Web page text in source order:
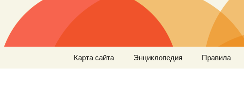
Карта сайта Энциклопедия Правила